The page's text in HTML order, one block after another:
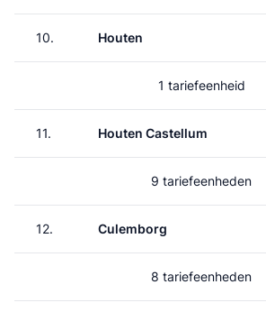
10. Houten
1 tariefeenheid
11. Houten Castellum
9 tariefeenheden
12. Culemborg
8 tariefeenheden